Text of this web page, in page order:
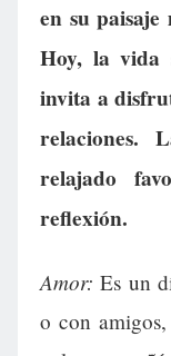
en su
Hoy, la vida
invita a
relaciones.
relajado
reflexión.
Amor: Es un
o con